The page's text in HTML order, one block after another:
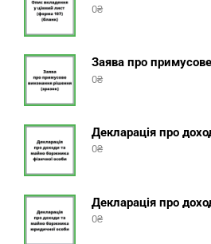
0₴
0₴
0₴
0₴